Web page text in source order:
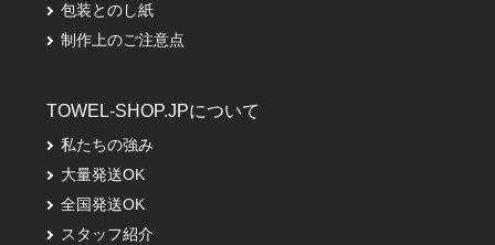
包装とのし紙
制作上のご注意点
TOWEL-SHOP.JPについて
私たちの強み
大量発送OK
全国発送OK
スタッフ紹介